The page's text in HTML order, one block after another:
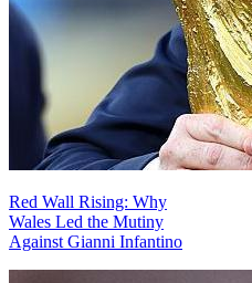
Red Wall Rising: Why
Wales Led the Mutiny
Against Gianni Infantino